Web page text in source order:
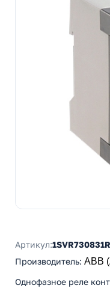
Артикул:
Производитель: ABB
Однофазное реле